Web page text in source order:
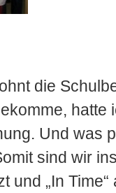
die
hatte
Und was
sind wir
und „In